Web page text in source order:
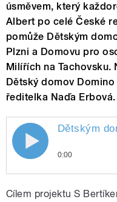
úsměvem, který
Albert po celé České
pomůže Dětským
Plzni a Domovu pro
Milířích na Tachovsku.
Dětský domov
ředitelka Naďa Erbová.
Dětským
0:00
charitativní
Cílem projektu S